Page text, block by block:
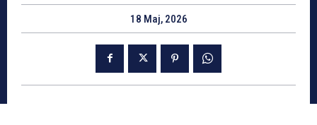
18 Maj, 2026